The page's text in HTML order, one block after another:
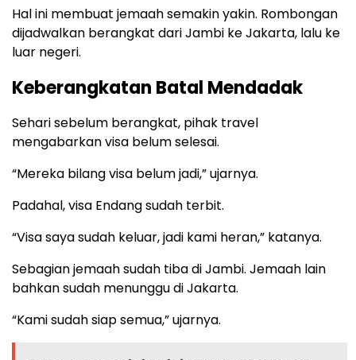
Hal ini membuat jemaah semakin yakin. Rombongan
dijadwalkan berangkat dari Jambi ke Jakarta, lalu ke
luar negeri.
Keberangkatan Batal Mendadak
Sehari sebelum berangkat, pihak travel
mengabarkan visa belum selesai.
“Mereka bilang visa belum jadi,” ujarnya.
Padahal, visa Endang sudah terbit.
“Visa saya sudah keluar, jadi kami heran,” katanya.
Sebagian jemaah sudah tiba di Jambi. Jemaah lain
bahkan sudah menunggu di Jakarta.
“Kami sudah siap semua,” ujarnya.